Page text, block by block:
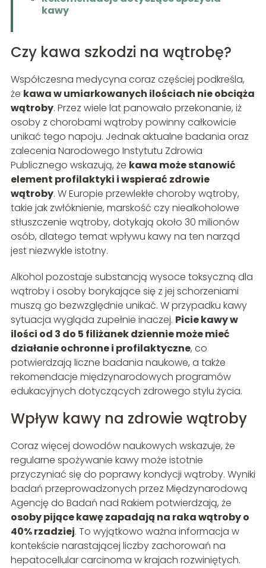
kawy
Czy kawa szkodzi na wątrobę?
Współczesna medycyna coraz częściej podkreśla,
że kawa w umiarkowanych ilościach nie obciąża
wątroby. Przez wiele lat panowało przekonanie, iż
osoby z chorobami wątroby powinny całkowicie
unikać tego napoju. Jednak aktualne badania oraz
zalecenia Narodowego Instytutu Zdrowia
Publicznego wskazują, że kawa może stanowić
element profilaktyki i wspierać zdrowie
wątroby. W Europie przewlekłe choroby wątroby,
takie jak zwłóknienie, marskość czy niealkoholowe
stłuszczenie wątroby, dotykają około 30 milionów
osób, dlatego temat wpływu kawy na ten narząd
jest niezwykle istotny.
Alkohol pozostaje substancją wysoce toksyczną dla
wątroby i osoby borykające się z jej schorzeniami
muszą go bezwzględnie unikać. W przypadku kawy
sytuacja wygląda zupełnie inaczej. Picie kawy w
ilości od 3 do 5 filiżanek dziennie może mieć
działanie ochronne i profilaktyczne, co
potwierdzają liczne badania naukowe, a także
rekomendacje międzynarodowych programów
edukacyjnych dotyczących zdrowego stylu życia.
Wpływ kawy na zdrowie wątroby
Coraz więcej dowodów naukowych wskazuje, że
regularne spożywanie kawy może istotnie
przyczyniać się do poprawy kondycji wątroby. Wyniki
badań przeprowadzonych przez Międzynarodową
Agencję do Badań nad Rakiem potwierdzają, że
osoby pijące kawę zapadają na raka wątroby o
40% rzadziej. To wyjątkowo ważna informacja w
kontekście narastającej liczby zachorowań na
hepatocellular carcinoma w krajach rozwiniętych.